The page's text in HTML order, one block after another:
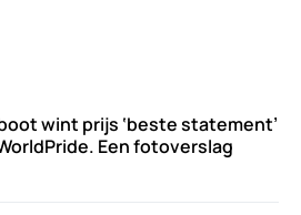
wint prijs ‘beste statement’
Een fotoverslag